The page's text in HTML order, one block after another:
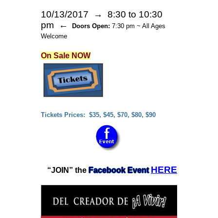
10/13/2017 → 8:30 to 10:30
pm ←
Doors Open: 7:30 pm ~ All Ages
Welcome
On Sale NOW
Tickets Prices: $35, $45, $70, $80, $90
“JOIN” the Facebook Event HERE